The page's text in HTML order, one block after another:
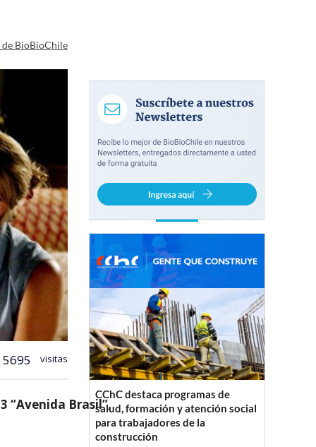
BioBioChile
5695 visitas
“Avenida Brasil”,
CChC destaca programas de
salud, formación y atención social
para trabajadores de la
construcción